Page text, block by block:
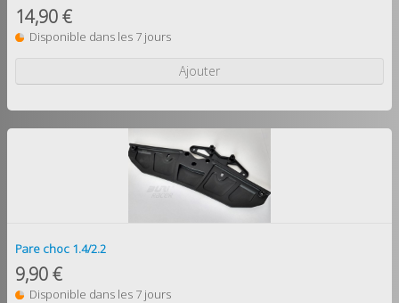
14,90 €
Disponible dans les 7 jours
Ajouter
Pare choc 1.4/2.2
9,90 €
Disponible dans les 7 jours